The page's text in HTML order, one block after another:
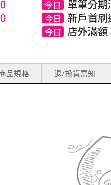
品規格 退/換貨需知